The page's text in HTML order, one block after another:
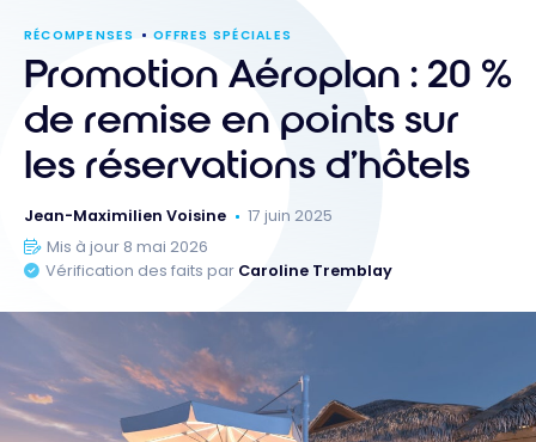
RÉCOMPENSES OFFRES SPÉCIALES
Promotion Aéroplan : 20 %
de remise en points sur
les réservations d’hôtels
Jean-Maximilien Voisine
17 juin 2025
Mis à jour 8 mai 2026
Vérification des faits par Caroline Tremblay